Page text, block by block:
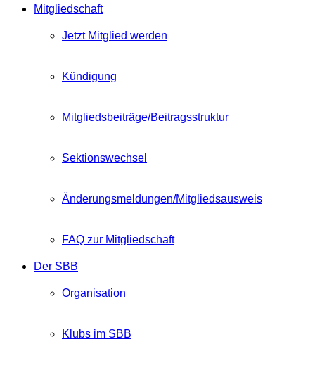
Mitgliedschaft
Jetzt Mitglied werden
Kündigung
Mitgliedsbeiträge/Beitragsstruktur
Sektionswechsel
Änderungsmeldungen/Mitgliedsausweis
FAQ zur Mitgliedschaft
Der SBB
Organisation
Klubs im SBB